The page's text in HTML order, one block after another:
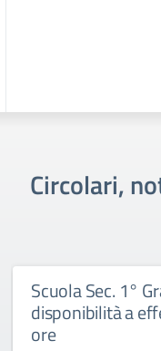
Circolari,
Scuola Sec. 1°
disponibilità a
ore